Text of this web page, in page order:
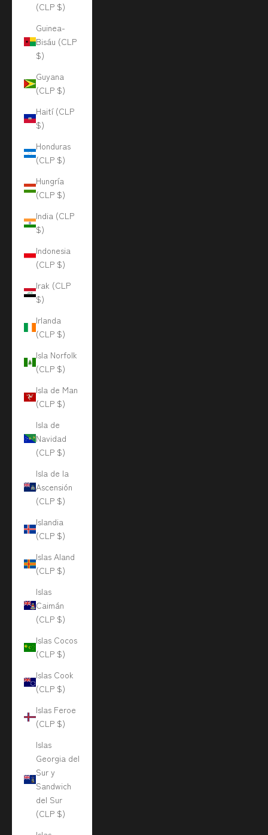
(CLP $)
Guinea-
Bisáu (CLP
$)
Guyana
(CLP $)
Haití (CLP
$)
Honduras
(CLP $)
Hungría
(CLP $)
India (CLP
$)
Indonesia
(CLP $)
Irak (CLP
$)
Irlanda
(CLP $)
Isla Norfolk
(CLP $)
Isla de Man
(CLP $)
Isla de
Navidad
(CLP $)
Isla de la
Ascensión
(CLP $)
Islandia
(CLP $)
Islas Aland
(CLP $)
Islas
Caimán
(CLP $)
Islas Cocos
(CLP $)
Islas Cook
(CLP $)
Islas Feroe
(CLP $)
Islas
Georgia del
Sur y
Sandwich
del Sur
(CLP $)